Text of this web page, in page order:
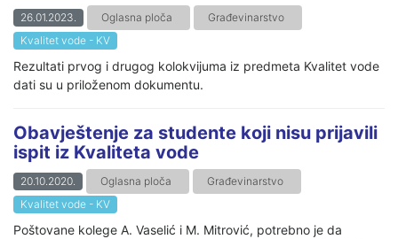
26.01.2023. Oglasna ploča
Građevinarstvo
Kvalitet vode - KV
Rezultati prvog i drugog kolokvijuma iz predmeta Kvalitet vode
dati su u priloženom dokumentu.
Obavještenje za studente koji nisu prijavili
ispit iz Kvaliteta vode
20.10.2020. Oglasna ploča
Građevinarstvo
Kvalitet vode - KV
Poštovane kolege A. Vaselić i M. Mitrović, potrebno je da